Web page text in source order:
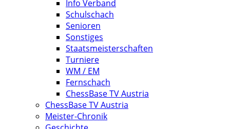
Info Verband
Schulschach
Senioren
Sonstiges
Staatsmeisterschaften
Turniere
WM / EM
Fernschach
ChessBase TV Austria
ChessBase TV Austria
Meister-Chronik